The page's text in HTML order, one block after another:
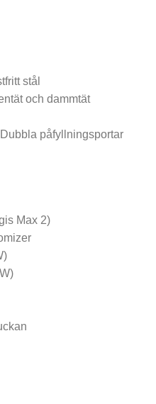
stål
och dammtät
påfyllningsportar
Max 2)